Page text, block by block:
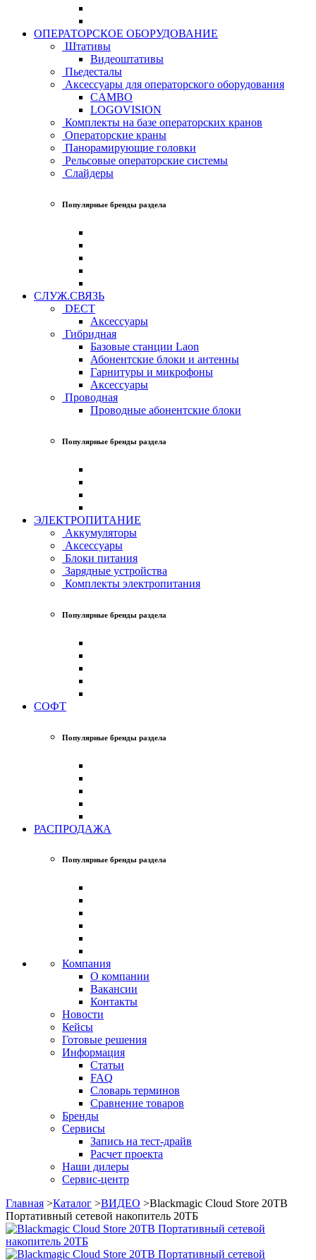
ОПЕРАТОРСКОЕ ОБОРУДОВАНИЕ
Штативы
Видеоштативы
Пьедесталы
Аксессуары для операторского оборудования
CAMBO
LOGOVISION
Комплекты на базе операторских кранов
Операторские краны
Панорамирующие головки
Рельсовые операторские системы
Слайдеры
Популярные бренды раздела
СЛУЖ.СВЯЗЬ
DECT
Аксессуары
Гибридная
Базовые станции Laon
Абонентские блоки и антенны
Гарнитуры и микрофоны
Аксессуары
Проводная
Проводные абонентские блоки
Популярные бренды раздела
ЭЛЕКТРОПИТАНИЕ
Аккумуляторы
Аксессуары
Блоки питания
Зарядные устройства
Комплекты электропитания
Популярные бренды раздела
СОФТ
Популярные бренды раздела
РАСПРОДАЖА
Популярные бренды раздела
Компания
О компании
Вакансии
Контакты
Новости
Кейсы
Готовые решения
Информация
Статьи
FAQ
Словарь терминов
Сравнение товаров
Бренды
Сервисы
Запись на тест-драйв
Расчет проекта
Наши дилеры
Сервис-центр
Главная >Каталог >ВИДЕО >Blackmagic Cloud Store 20TB
Портативный сетевой накопитель 20ТБ